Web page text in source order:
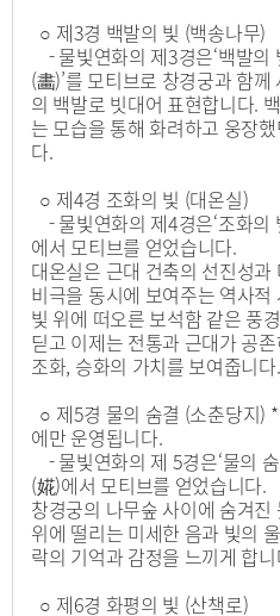
○ 제3경 백발의 빛 (백송나무)
- 물빛연화의 제3경은‘백발의
(畵)’를 모티브로 창경궁과 함
의 백발로 빗대어 표현합니다.
는 모습을 통해 화려하고 웅장
다.
○ 제4경 조화의 빛 (대온실)
- 물빛연화의 제4경은‘조화의
에서 모티브를 얻었습니다.
대온실은 근대 건축의 선진성
비극을 동시에 보여주는 역사
빛 위에 떠오른 보석함 같은 풍
딛고 이제는 전통과 근대가 공
조화, 승화의 가치를 보여줍니다.
○ 제5경 물의 숨결 (소춘당지)
에만 운영됩니다.
- 물빛연화의 제 5경은‘물의
(婲)에서 모티브를 얻었습니다.
창경궁의 나무숲 사이에 숨겨
위에 떨리는 미세한 음과 빛의
락의 기억과 감정을 느끼게 합
○ 제6경 화평의 빛 (산책로)